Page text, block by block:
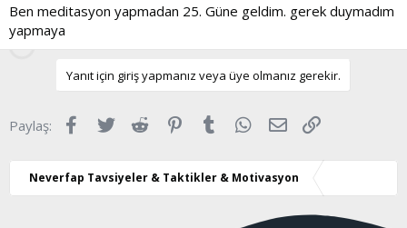
Ben meditasyon yapmadan 25. Güne geldim. gerek duymadım
yapmaya
Yanıt için giriş yapmanız veya üye olmanız gerekir.
Paylaş: Facebook
Twitter Reddit Pinterest
Tumblr WhatsApp
E-posta
Neverfap Tavsiyeler & Taktikler & Motivasyon